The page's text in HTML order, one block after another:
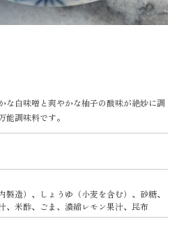
な白味噌と爽やかな柚子の酸味が絶妙に調
能調味料です。
造）、しょうゆ（小麦を含む）、砂糖、
、米酢、ごま、濃縮レモン果汁、昆布